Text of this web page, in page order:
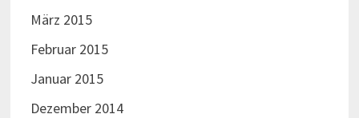
März 2015
Februar 2015
Januar 2015
Dezember 2014